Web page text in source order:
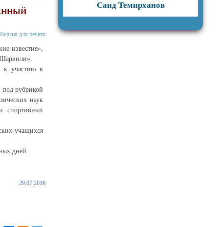
Версия для печати
известия»,
к участию в
рубрикой
наук
спортивных
учащихся
дней.
29.07.2016
Саид Темирханов